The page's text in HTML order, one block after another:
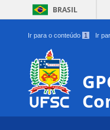
BRASIL
Ir para o conteúdo 1 Ir